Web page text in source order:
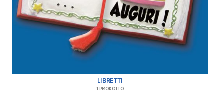
LIBRETTI
1 PRODOTTO